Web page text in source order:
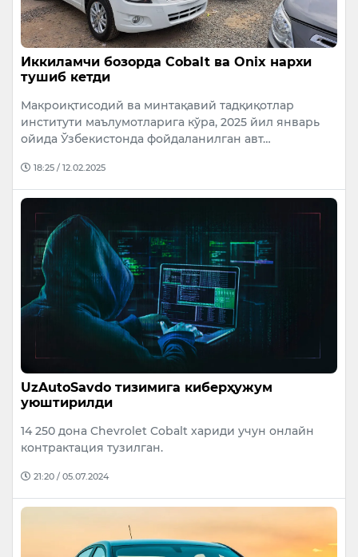
Иккиламчи бозорда Cobalt ва Onix нархи
тушиб кетди
Макроиқтисодий ва минтақавий тадқиқотлар
институти маълумотларига кўра, 2025 йил январь
ойида Ўзбекистонда фойдаланилган авт…
18:25 / 12.02.2025
UzAutoSavdo тизимига киберҳужум
уюштирилди
14 250 дона Chevrolet Cobalt хариди учун онлайн
контрактация тузилган.
21:20 / 05.07.2024